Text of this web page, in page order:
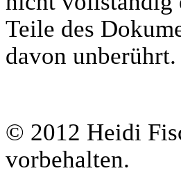
Teile des
davon unberührt.
© 2012 Heidi
vorbehalten.